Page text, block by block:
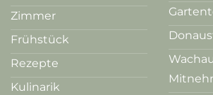
Zimmer
Frühstück
Rezepte
Kulinarik